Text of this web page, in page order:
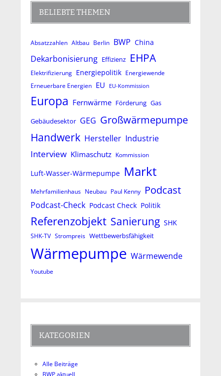
BELIEBTE THEMEN
Absatzzahlen Altbau Berlin BWP China
Dekarbonisierung Effizienz EHPA
Elektrifizierung Energiepolitik Energiewende
Erneuerbare Energien EU EU-Kommission
Europa Fernwärme Förderung Gas
Gebäudesektor GEG Großwärmepumpe
Handwerk Hersteller Industrie
Interview Klimaschutz Kommission
Luft-Wasser-Wärmepumpe Markt
Mehrfamilienhaus Neubau Paul Kenny Podcast
Podcast-Check Podcast Check Politik
Referenzobjekt Sanierung SHK
SHK-TV Strompreis Wettbewerbsfähigkeit
Wärmepumpe Wärmewende
Youtube
KATEGORIEN
Alle Beiträge